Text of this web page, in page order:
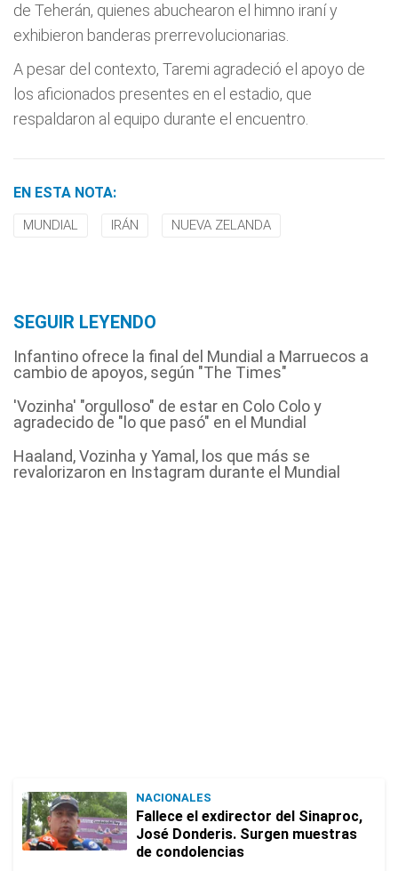
de Teherán, quienes abuchearon el himno iraní y
exhibieron banderas prerrevolucionarias.
A pesar del contexto, Taremi agradeció el apoyo de
los aficionados presentes en el estadio, que
respaldaron al equipo durante el encuentro.
EN ESTA NOTA:
MUNDIAL IRÁN NUEVA ZELANDA
SEGUIR LEYENDO
Infantino ofrece la final del Mundial a Marruecos a
cambio de apoyos, según "The Times"
'Vozinha' "orgulloso" de estar en Colo Colo y
agradecido de "lo que pasó" en el Mundial
Haaland, Vozinha y Yamal, los que más se
revalorizaron en Instagram durante el Mundial
NACIONALES
Fallece el exdirector del Sinaproc,
José Donderis. Surgen muestras
de condolencias